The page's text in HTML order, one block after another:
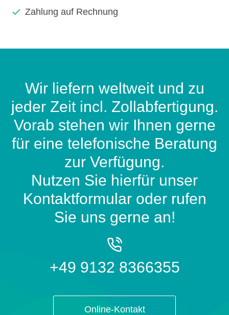
Zahlung auf Rechnung
Wir liefern weltweit und zu
jeder Zeit incl. Zollabfertigung.
Vorab stehen wir Ihnen gerne
für eine telefonische Beratung
zur Verfügung.
Nutzen Sie hierfür unser
Kontaktformular oder rufen
Sie uns gerne an!
+49 9132 8366355
Online-Kontakt